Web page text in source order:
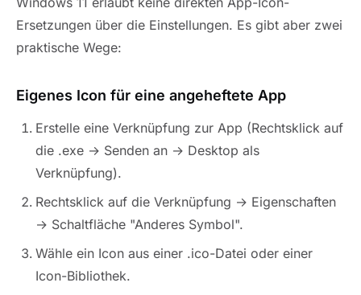
Ersetzungen über die Einstellungen. Es gibt aber zwei
praktische Wege:
Eigenes Icon für eine angeheftete App
Erstelle eine Verknüpfung zur App (Rechtsklick auf
die .exe → Senden an → Desktop als
Verknüpfung).
Rechtsklick auf die Verknüpfung → Eigenschaften
→ Schaltfläche "Anderes Symbol".
Wähle ein Icon aus einer .ico-Datei oder einer
Icon-Bibliothek.